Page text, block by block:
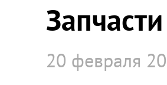
20 февраля